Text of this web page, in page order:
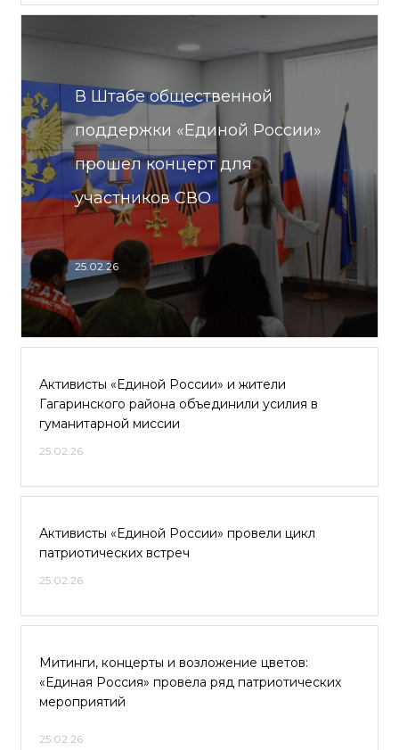
В Штабе общественной
поддержки «Единой России»
прошел концерт для
участников СВО
25.02.26
Активисты «Единой России» и жители
Гагаринского района объединили усилия в
гуманитарной миссии
25.02.26
Активисты «Единой России» провели цикл
патриотических встреч
25.02.26
Митинги, концерты и возложение цветов:
«Единая Россия» провела ряд патриотических
мероприятий
25.02.26